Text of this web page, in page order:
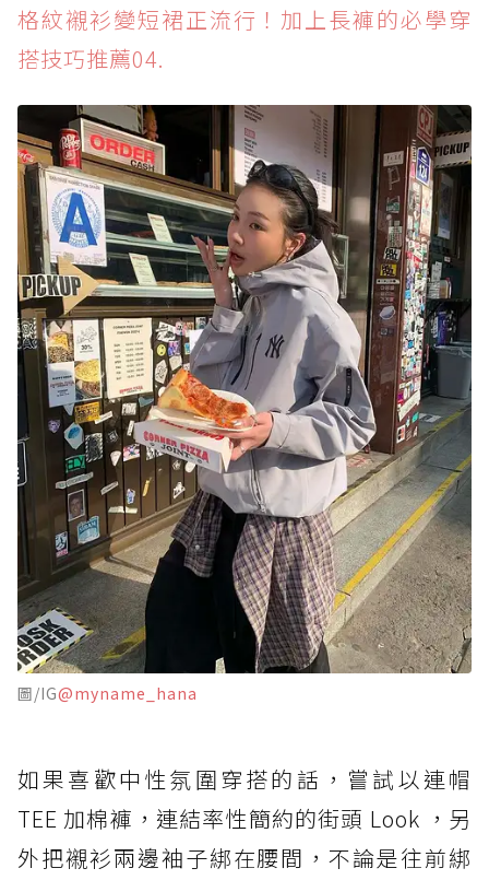
格紋襯衫變短裙正流行！加上長褲的必學穿
搭技巧推薦04.
圖/IG@myname_hana
如果喜歡中性氛圍穿搭的話，嘗試以連帽
TEE 加棉褲，連結率性簡約的街頭 Look ，另
外把襯衫兩邊袖子綁在腰間，不論是往前綁